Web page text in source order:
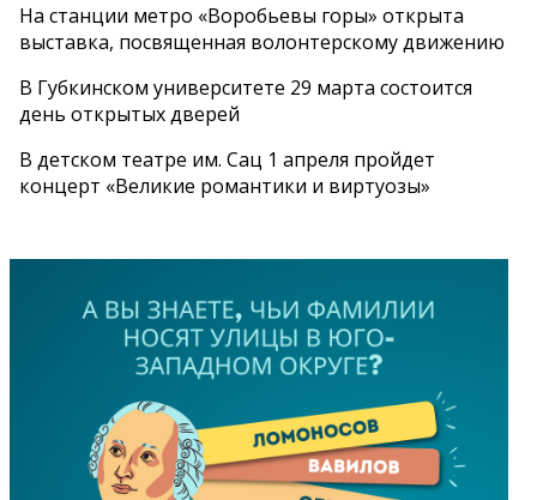
На станции метро «Воробьевы горы» открыта
выставка, посвященная волонтерскому движению
В Губкинском университете 29 марта состоится
день открытых дверей
В детском театре им. Сац 1 апреля пройдет
концерт «Великие романтики и виртуозы»